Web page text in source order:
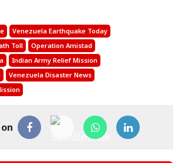
Venezuela Earthquake Today
Toll
Operation Amistad
Indian Army Relief Mission
Venezuela Disaster News